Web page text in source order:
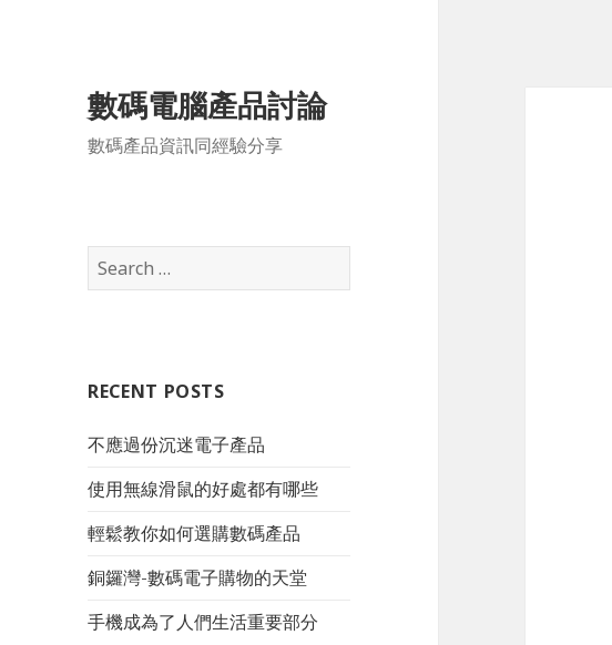
數碼電腦產品討論
數碼產品資訊同經驗分享
S
e
h
o
:
RECENT POSTS
不應過份沉迷電子產品
使用無線滑鼠的好處都有哪些
輕鬆教你如何選購數碼產品
銅鑼灣-數碼電子購物的天堂
手機成為了人們生活重要部分